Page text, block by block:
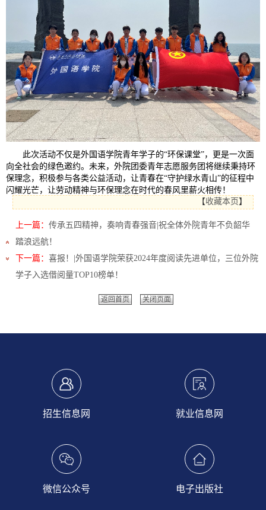
此次活动不仅是外国语学院青年学子的“环保课堂”，更是一次面
向全社会的绿色邀约。未来，外院团委青年志愿服务团将继续秉持环
保理念，积极参与各类公益活动，让青春在“守护绿水青山”的征程中
闪耀光芒，让劳动精神与环保理念在时代的春风里薪火相传！
【收藏本页 】
上一篇： 传承五四精神，奏响青春强音|祝全体外院青年不负韶华
踏浪远航！
下一篇： 喜报！|外国语学院荣获2024年度阅读先进单位，三位外院
学子入选借阅量TOP10榜单！
返回首页 关闭页面
招生信息网 就业信息网
微信公众号 电子出版社